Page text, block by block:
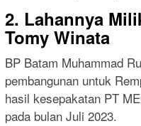
2. Lahannya
Tomy Winata
BP Batam Muhammad
pembangunan untuk
hasil kesepakatan PT
pada bulan Juli 2023.